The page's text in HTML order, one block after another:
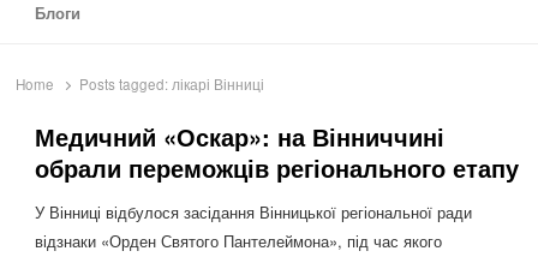
Блоги
Home Posts tagged: лікарі Вінниці
Медичний «Оскар»: на Вінниччині
обрали переможців регіонального етапу
У Вінниці відбулося засідання Вінницької регіональної ради
відзнаки «Орден Святого Пантелеймона», під час якого